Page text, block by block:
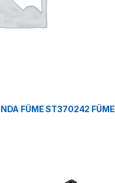
FÜME ST370242 FÜME